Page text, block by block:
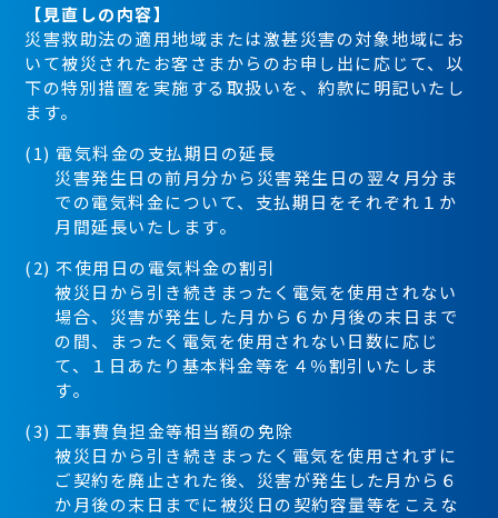
【見直しの内容】
災害救助法の適用地域または激甚災害の対象地域にお
いて被災されたお客さまからのお申し出に応じて、以
下の特別措置を実施する取扱いを、約款に明記いたし
ます。
(1) 電気料金の支払期日の延長
災害発生日の前月分から災害発生日の翌々月分ま
での電気料金について、支払期日をそれぞれ１か
月間延長いたします。
(2) 不使用日の電気料金の割引
被災日から引き続きまったく電気を使用されない
場合、災害が発生した月から６か月後の末日まで
の間、まったく電気を使用されない日数に応じ
て、１日あたり基本料金等を４％割引いたしま
す。
(3) 工事費負担金等相当額の免除
被災日から引き続きまったく電気を使用されずに
ご契約を廃止された後、災害が発生した月から６
か月後の末日までに被災日の契約容量等をこえな